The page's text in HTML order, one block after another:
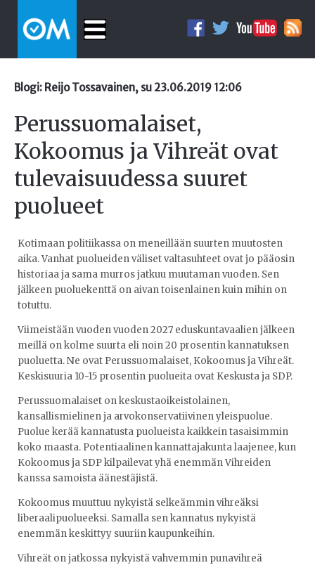
Blogi: Reijo Tossavainen, su 23.06.2019 12:06
Perussuomalaiset,
Kokoomus ja Vihreät ovat
tulevaisuudessa suuret
puolueet
Kotimaan politiikassa on meneillään suurten muutosten
aika. Vanhat puolueiden väliset valtasuhteet ovat jo pääosin
historiaa ja sama murros jatkuu muutaman vuoden. Sen
jälkeen puoluekenttä on aivan toisenlainen kuin mihin on
totuttu.
Viimeistään vuoden vuoden 2027 eduskuntavaalien jälkeen
meillä on kolme suurta eli noin 20 prosentin kannatuksen
puoluetta. Ne ovat Perussuomalaiset, Kokoomus ja Vihreät.
Keskisuuria 10-15 prosentin puolueita ovat Keskusta ja SDP.
Perussuomalaiset on keskustaoikeistolainen,
kansallismielinen ja arvokonservatiivinen yleispuolue.
Puolue kerää kannatusta puolueista kaikkein tasaisimmin
koko maasta. Potentiaalinen kannattajakunta laajenee, kun
Kokoomus ja SDP kilpailevat yhä enemmän Vihreiden
kanssa samoista äänestäjistä.
Kokoomus muuttuu nykyistä selkeämmin vihreäksi
liberaalipuolueeksi. Samalla sen kannatus nykyistä
enemmän keskittyy suuriin kaupunkeihin.
Vihreät on jatkossa nykyistä vahvemmin punavihreä